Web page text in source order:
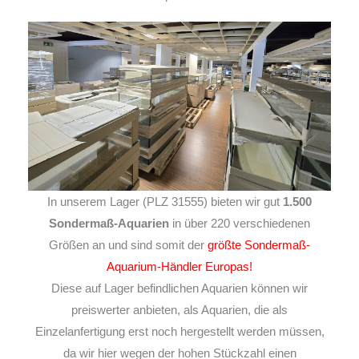
In unserem Lager (PLZ 31555) bieten wir gut 1.500
Sondermaß-Aquarien in über 220 verschiedenen
Größen an und sind somit der größte Sondermaß-
Aquarium-Händler Europas!
Diese auf Lager befindlichen Aquarien können wir
preiswerter anbieten, als Aquarien, die als
Einzelanfertigung erst noch hergestellt werden müssen,
da wir hier wegen der hohen Stückzahl einen